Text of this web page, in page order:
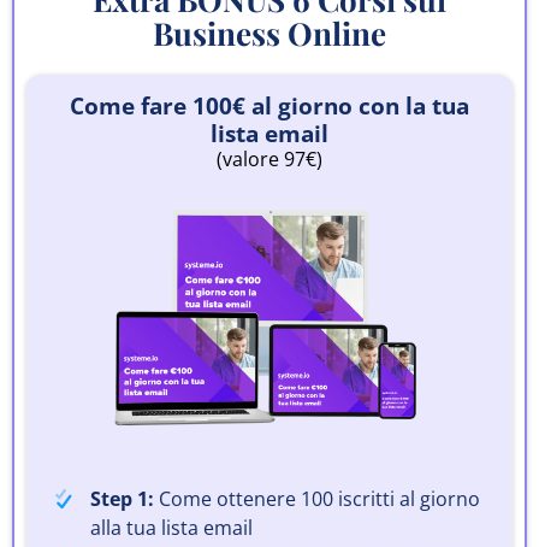
Business Online
Come fare 100€ al giorno con la tua
lista email
(valore 97€)
Step 1: Come ottenere 100 iscritti al giorno
alla tua lista email